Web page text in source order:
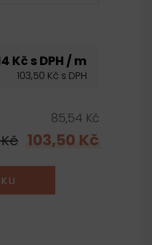
Kč s DPH / m
103,50 Kč s DPH
85,54 Kč
103,50 Kč